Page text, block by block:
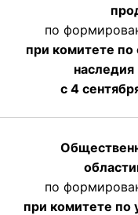
по
при комитете по
с 4
области
по
при комитете по